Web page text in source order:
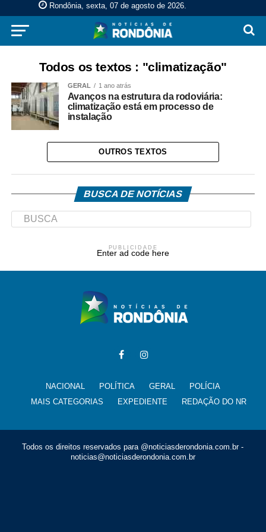
Rondônia, sexta, 07 de agosto de 2026.
Todos os textos : "climatização"
GERAL 1 ano atrás
Avanços na estrutura da rodoviária:
climatização está em processo de
instalação
OUTROS TEXTOS
BUSCA DE NOTÍCIAS
PUBLICIDADE
Enter ad code here
NACIONAL POLÍTICA GERAL
POLÍCIA
MAIS CATEGORIAS
EXPEDIENTE REDAÇÃO DO NR
Todos os direitos reservados para @noticiasderondonia.com.br -
noticias@noticiasderondonia.com.br